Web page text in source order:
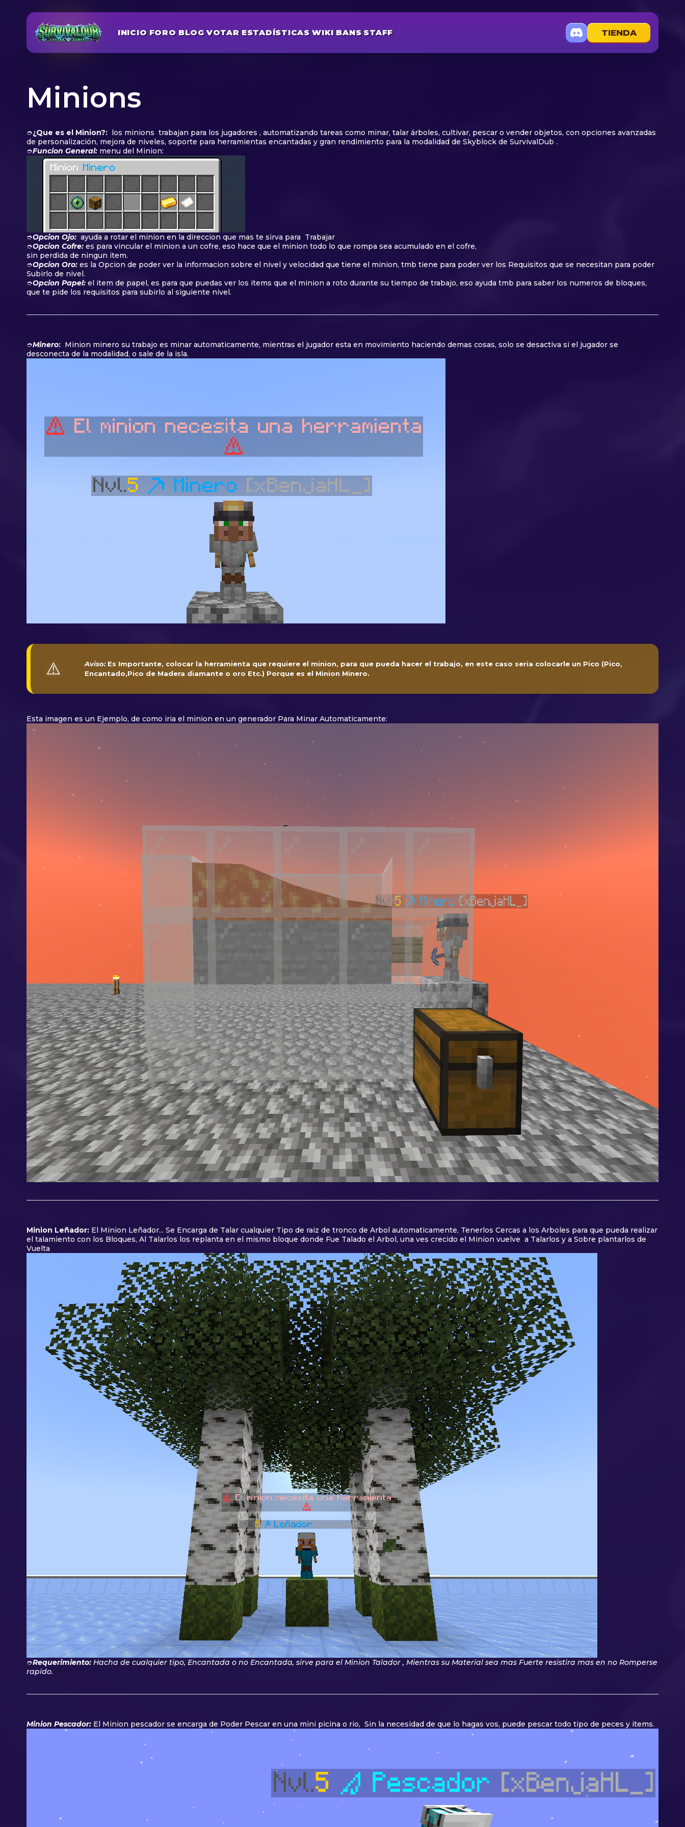
INICIO FORO BLOG VOTAR ESTADÍSTICAS WIKI BANS STAFF TIENDA
Minions
➮¿Que es el Minion?: los minions trabajan para los jugadores , automatizando tareas como minar, talar árboles, cultivar, pescar o vender objetos, con opciones avanzadas
de personalización, mejora de niveles, soporte para herramientas encantadas y gran rendimiento para la modalidad de Skyblock de SurvivalDub .
➮Funcion General: menu del Minion:
➮Opcion Ojo: ayuda a rotar el minion en la direccion que mas te sirva para Trabajar
➮Opcion Cofre: es para vincular el minion a un cofre, eso hace que el minion todo lo que rompa sea acumulado en el cofre,
sin perdida de ningun item.
➮Opcion Oro: es la Opcion de poder ver la informacion sobre el nivel y velocidad que tiene el minion, tmb tiene para poder ver los Requisitos que se necesitan para poder
Subirlo de nivel.
➮Opcion Papel: el item de papel, es para que puedas ver los items que el minion a roto durante su tiempo de trabajo, eso ayuda tmb para saber los numeros de bloques,
que te pide los requisitos para subirlo al siguiente nivel.
➮Minero: Minion minero su trabajo es minar automaticamente, mientras el jugador esta en movimiento haciendo demas cosas, solo se desactiva si el jugador se
desconecta de la modalidad, o sale de la isla.
⚠️ Aviso: Es Importante, colocar la herramienta que requiere el minion, para que pueda hacer el trabajo, en este caso seria colocarle un Pico (Pico,
Encantado,Pico de Madera diamante o oro Etc.) Porque es el Minion Minero.
Esta imagen es un Ejemplo, de como iria el minion en un generador Para Minar Automaticamente:
Minion Leñador: El Minion Leñador... Se Encarga de Talar cualquier Tipo de raiz de tronco de Arbol automaticamente, Tenerlos Cercas a los Arboles para que pueda realizar
el talamiento con los Bloques, Al Talarlos los replanta en el mismo bloque donde Fue Talado el Arbol, una ves crecido el Minion vuelve a Talarlos y a Sobre plantarlos de
Vuelta
➮Requerimiento: Hacha de cualquier tipo, Encantada o no Encantada, sirve para el Minion Talador , Mientras su Material sea mas Fuerte resistira mas en no Romperse
rapido.
Minion Pescador: El Minion pescador se encarga de Poder Pescar en una mini picina o rio, Sin la necesidad de que lo hagas vos, puede pescar todo tipo de peces y items.